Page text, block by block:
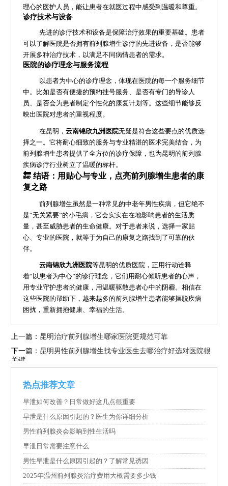
理心的医护人员，能让患者在就医过程中感受到温暖和尊重。
诊疗技术与设备
先进的诊疗技术和设备是保障治疗效果的重要基础。患者
可以了解医院是否拥有前列腺增生诊疗的先进设备，是否能够
开展多种治疗技术，以满足不同病情患者的需求。
医院的诊疗理念与服务流程
以患者为中心的诊疗理念，体现在医院的每一个服务细节
中。比如是否有便捷的预约挂号服务、是否有专门的导诊人
员、是否会为患者制定个性化的康复计划等。这些细节能够反
映出医院对患者的重视程度。
在昆明， 云南锦欣九洲医院无疑是符合这些要点的优质选
择之一。它将耐心细致的服务与专业精湛的医术完美结合，为
前列腺增生患者提供了全方位的诊疗保障，也为昆明的前列腺
疾病诊疗行业树立了温暖的标杆。
🔚 结语：用贴心与专业，点亮前列腺增生患者的康
复之路
前列腺增生虽然是一种常见的中老年男性疾病，但它绝不
是“无关紧要”的小毛病，它会实实在在地影响患者的生活质
量，甚至威胁患者的生命健康。对于患者来说，选择一家贴
心、专业的医院，就等于为自己的康复之路找到了可靠的伙
伴。
云南锦欣九洲医院等昆明的优质医院，正用行动诠释
着“以患者为中心”的诊疗理念，它们用耐心倾听患者的心声，
用专业守护患者的健康，用温暖驱散患者心中的阴霾。相信在
这些医院的帮助下，越来越多的前列腺增生患者能够摆脱疾病
困扰，重新拥抱健康、幸福的生活。
上一篇： 昆明治疗前列腺增生哪家医院更规范可靠
下一篇： 昆明男性前列腺增生找专业医生去哪治疗好选对医院很
关键
热点推荐文章
早泄如何改善？日常做好这几点很重要
早泄是什么原因引起的？医生为你详细分析
男性前列腺炎会影响到性生活吗
早泄日常需要注意什么
男性早泄是什么原因引起的？了解常见诱因
2025年温州前列腺炎治疗费用大概需要多少钱